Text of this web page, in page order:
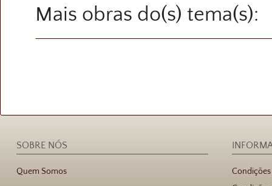
Mais obras do(s)
SOBRE NÓS
Quem Somos